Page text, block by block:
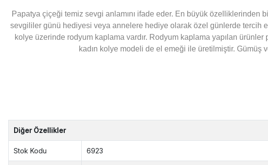
Papatya çiçeği temiz sevgi anlamını ifade eder. En büyük özelliklerinden
sevgililer günü hediyesi veya annelere hediye olarak özel günlerde tercih
kolye üzerinde rodyum kaplama vardır. Rodyum kaplama yapılan
kadın kolye modeli de el emeği ile üretilmiştir. Gümüş
Diğer Özellikler
Stok Kodu 6923